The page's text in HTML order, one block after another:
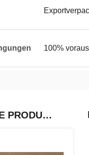
100%
VERWANDTE PRODUKTE